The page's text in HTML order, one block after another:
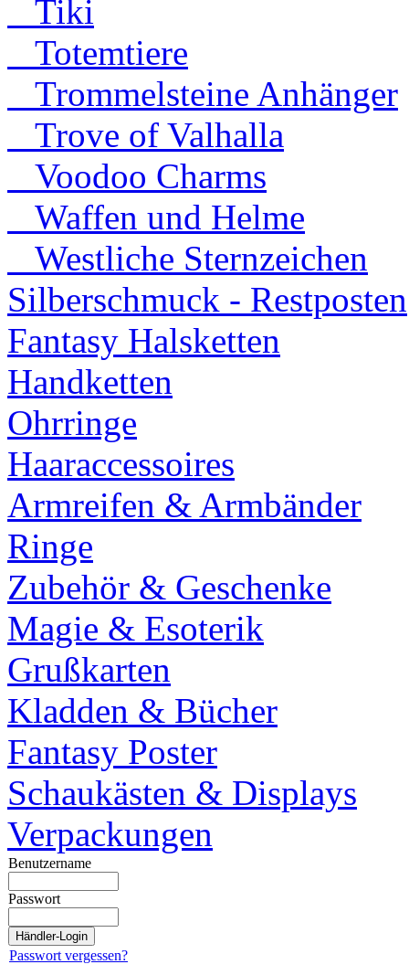
Tiki
Totemtiere
Trommelsteine Anhänger
Trove of Valhalla
Voodoo Charms
Waffen und Helme
Westliche Sternzeichen
Silberschmuck - Restposten
Fantasy Halsketten
Handketten
Ohrringe
Haaraccessoires
Armreifen & Armbänder
Ringe
Zubehör & Geschenke
Magie & Esoterik
Grußkarten
Kladden & Bücher
Fantasy Poster
Schaukästen & Displays
Verpackungen
Benutzername
Passwort
Passwort vergessen?